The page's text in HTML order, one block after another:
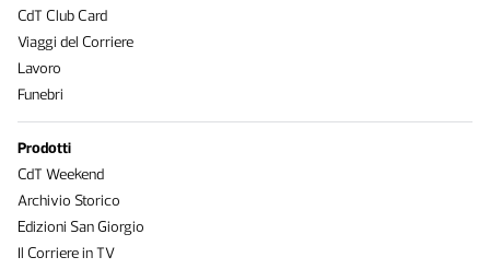
CdT Club Card
Viaggi del Corriere
Lavoro
Funebri
Prodotti
CdT Weekend
Archivio Storico
Edizioni San Giorgio
Il Corriere in TV